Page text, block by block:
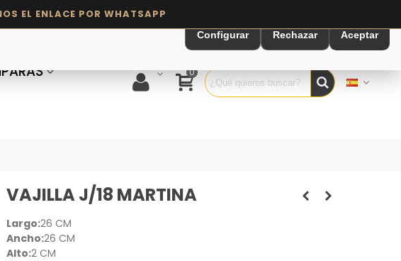
0
VAJILLA J/18 MARTINA
Largo:26 CM
Ancho:26 CM
Alto:2 CM
Configurar Rechazar Aceptar